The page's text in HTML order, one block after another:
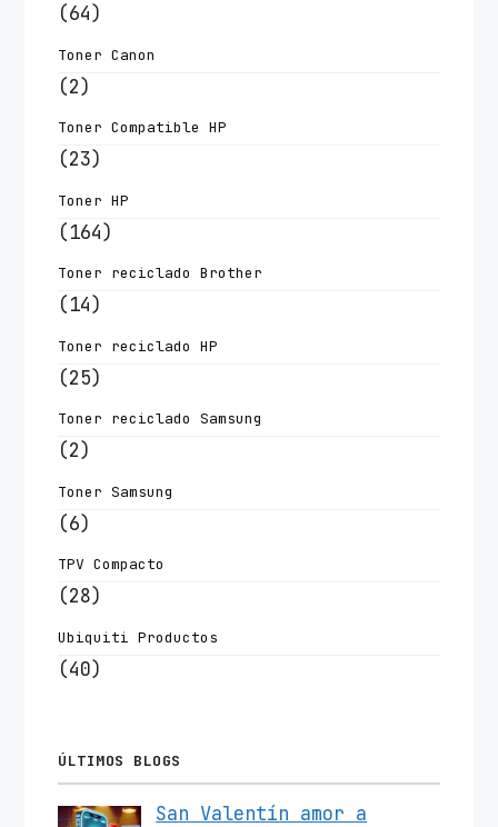
(64)
Toner Canon
(2)
Toner Compatible HP
(23)
Toner HP
(164)
Toner reciclado Brother
(14)
Toner reciclado HP
(25)
Toner reciclado Samsung
(2)
Toner Samsung
(6)
TPV Compacto
(28)
Ubiquiti Productos
(40)
ÚLTIMOS BLOGS
San Valentín amor a